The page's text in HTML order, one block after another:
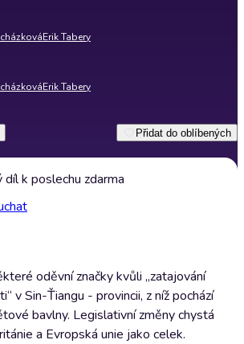
Erik Tabery
Erik Tabery
Přidat do oblíbených
díl k poslechu zdarma
oděvní značky kvůli „zatajování
v Sin-Ťiangu - provincii, z níž pochází
bavlny. Legislativní změny chystá
a Evropská unie jako celek.